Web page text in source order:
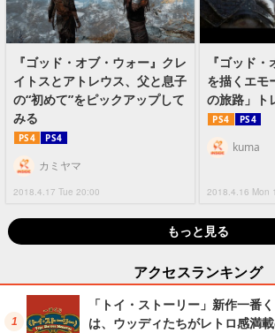
『ゴッド・オブ・ウォー』クレ
イトスとアトレウス、父と息子
の“初めて”をピックアップして
みる
PS4 PS4
2018.4.17 Tue 20:00
カミヤマ
『ゴッド
を描くエモ
の旅路」ト
PS4 PS4
2018.4.16 Mon
kuma
もっと見る
アクセスランキング
「トイ・ストーリー」新作一番
は、ウッディたちがレトロ感満